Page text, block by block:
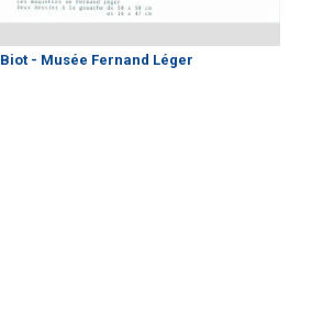
Biot - Musée Fernand Léger